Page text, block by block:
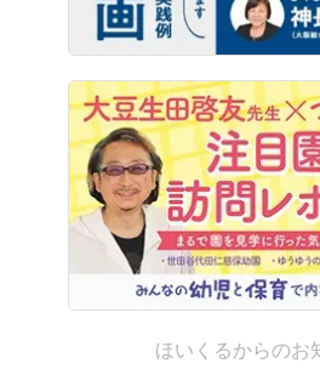
ほいくるからのお